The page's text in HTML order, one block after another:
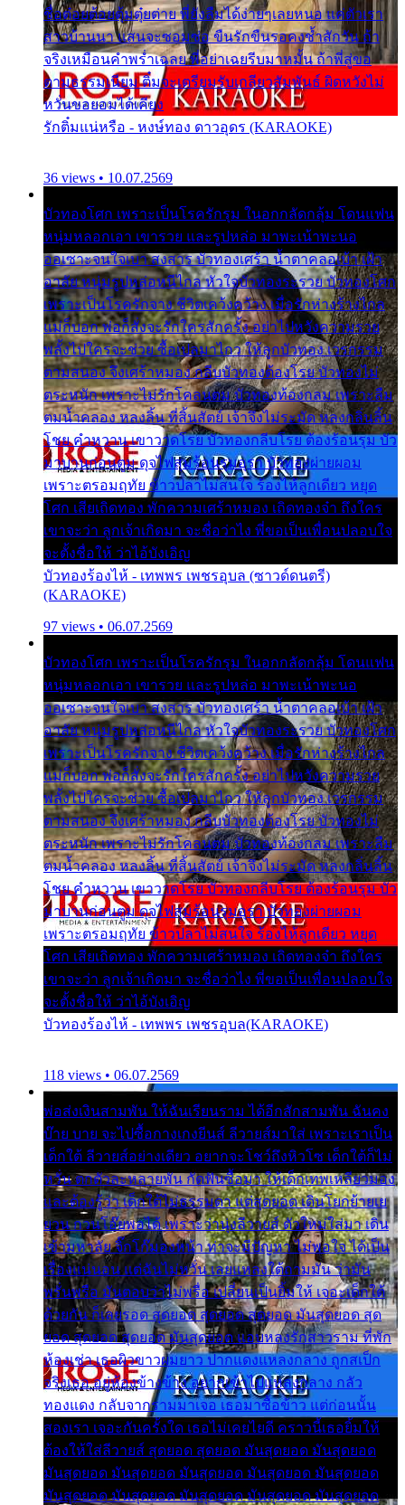
ชื่อต๋อยต้อยตุ้มตุ๋ยต่าย พี่ยังลืมได้ง่ายๆเลยหนอ แค่ตัวเรา
สาวบ้านนา แสนจะซอมซ่อ ขืนรักขืนรอคงช้ำสักวัน ถ้า
จริงเหมือนคำพร่ำเฉลย พี่อย่าเฉยรีบมาหมั้น ถ้าพี่สู่ขอ
ตามธรรมเนียม ติ๋มจะเตรียมรับเกลียวสัมพันธ์ ผิดหวังไม่
หวั่นขอยอมได้เคียง
รักติ๋มแน่หรือ - หงษ์ทอง ดาวอุดร (KARAOKE)
36 views • 10.07.2569
บัวทองโศก เพราะเป็นโรครักรุม ในอกกลัดกลุ้ม โดนแฟน
หนุ่มหลอกเอา เขารวย และรูปหล่อ มาพะเน้าพะนอ
ออเซาะจนใจเบา สงสาร บัวทองเศร้า น้ำตาคลอเบ้า เฝ้า
อาลัย หนุ่มรูปหล่อหนีไกล หัวใจบัวทองระรวย บัวทองโศก
เพราะเป็นโรครักจาง ชีวิตเคว้งคว้าง เมื่อรักห่างร้างไกล
แม่ก็บอก พ่อก็สั่งจะรักใครสักครั้ง อย่าไปหวังความรวย
พลั้งไปใครจะช่วย ซื้อเปลมาไกว ให้ลูกบัวทอง เวรกรรม
ตามสนอง จึงเศร้าหมอง กลีบบัวทองต้องโรย บัวทองไม่
ตระหนัก เพราะไม่รักโคลนตม บัวทองท้องกลม เพราะลืม
ตมน้ำคลอง หลงลิ้น ที่สิ้นสัตย์ เจ้าจึงไม่ระมัด หลงกลิ่นลิ้น
โชย คำหวาน เขาวาดโรย บัวทองกลีบโรย ต้องร้อนรุม บัว
มาบานก่อนตูม ดุจไฟสุมร้อนรุมอุรา บัวทองผ่ายผอม
เพราะตรอมฤทัย ข้าวปลาไม่สนใจ ร้องไห้ลูกเดียว หยุด
โศก เสียเถิดทอง พักความเศร้าหมอง เถิดทองจ๋า ถึงใคร
เขาจะว่า ลูกเจ้าเกิดมา จะชื่อว่าไง พี่ขอเป็นเพื่อนปลอบใจ
จะตั้งชื่อให้ ว่าไอ้บังเอิญ
บัวทองร้องไห้ - เทพพร เพชรอุบล (ซาวด์ดนตรี)
(KARAOKE)
97 views • 06.07.2569
บัวทองโศก เพราะเป็นโรครักรุม ในอกกลัดกลุ้ม โดนแฟน
หนุ่มหลอกเอา เขารวย และรูปหล่อ มาพะเน้าพะนอ
ออเซาะจนใจเบา สงสาร บัวทองเศร้า น้ำตาคลอเบ้า เฝ้า
อาลัย หนุ่มรูปหล่อหนีไกล หัวใจบัวทองระรวย บัวทองโศก
เพราะเป็นโรครักจาง ชีวิตเคว้งคว้าง เมื่อรักห่างร้างไกล
แม่ก็บอก พ่อก็สั่งจะรักใครสักครั้ง อย่าไปหวังความรวย
พลั้งไปใครจะช่วย ซื้อเปลมาไกว ให้ลูกบัวทอง เวรกรรม
ตามสนอง จึงเศร้าหมอง กลีบบัวทองต้องโรย บัวทองไม่
ตระหนัก เพราะไม่รักโคลนตม บัวทองท้องกลม เพราะลืม
ตมน้ำคลอง หลงลิ้น ที่สิ้นสัตย์ เจ้าจึงไม่ระมัด หลงกลิ่นลิ้น
โชย คำหวาน เขาวาดโรย บัวทองกลีบโรย ต้องร้อนรุม บัว
มาบานก่อนตูม ดุจไฟสุมร้อนรุมอุรา บัวทองผ่ายผอม
เพราะตรอมฤทัย ข้าวปลาไม่สนใจ ร้องไห้ลูกเดียว หยุด
โศก เสียเถิดทอง พักความเศร้าหมอง เถิดทองจ๋า ถึงใคร
เขาจะว่า ลูกเจ้าเกิดมา จะชื่อว่าไง พี่ขอเป็นเพื่อนปลอบใจ
จะตั้งชื่อให้ ว่าไอ้บังเอิญ
บัวทองร้องไห้ - เทพพร เพชรอุบล(KARAOKE)
118 views • 06.07.2569
พ่อส่งเงินสามพัน ให้ฉันเรียนราม ได้อีกสักสามพัน ฉันคง
บ๊าย บาย จะไปซื้อกางเกงยีนส์ ลีวายส์มาใส่ เพราะเราเป็น
เด็กใต้ ลีวายส์อย่างเดียว อยากจะโชว์ถึงหิวโซ เด็กใต้ก็ไม่
หวั่น ตกตัวละหลายพัน กัดฟันซื้อมา ให้เด็กเทพเหลียวมอง
และต้องรู้ว่า เด็กใต้ไม่ธรรมดา แต่สุดยอด เดินโยกย้ายเย
ยวน กวนโอ๊ยพอได้ เพราะว่านุ่งลีวายส์ ตัวใหม่ใส่มา เดิน
เข้ามหาลัย จิ๊กโก๊มองหน้า ท่าจะมีปัญหา ไม่พอใจ ได้เป็น
เรื่องแน่นอน แต่ฉันไม่หวั่น เลยแหลงใต้ถามมัน ว่ามัน
พรั่นพรือ มันตอบว่าไม่พรื่อ เปลี่ยนเป็นยิ้มให้ เจอะเด็กใต้
ด้วยกัน ก็เลยรอด สุดยอด สุดยอด สุดยอด มันสุดยอด สุด
ยอด สุดยอด สุดยอด มันสุดยอด แอบหลงรักสาวราม ที่พัก
ห้องเช่า เธอผิวขาวผมยาว ปากแดงแหลงกลาง ถูกสเป็ก
จริงเธอ อยู่ห้องข้างข้าง อยากเข้าไปแหลงกลาง กลัว
ทองแดง กลับจากรามมาเจอ เธอมาซื้อข้าว แต่ก่อนนั้น
สองเรา เจอะกันครั้งใด เธอไม่เคยไยดี คราวนี้เธอยิ้มให้
ต้องให้ใส่ลีวายส์ สุดยอด สุดยอด มันสุดยอด มันสุดยอด
มันสุดยอด มันสุดยอด มันสุดยอด มันสุดยอด มันสุดยอด
มันสุดยอด มันสุดยอด มันสุดยอด มันสุดยอด มันสุดยอด